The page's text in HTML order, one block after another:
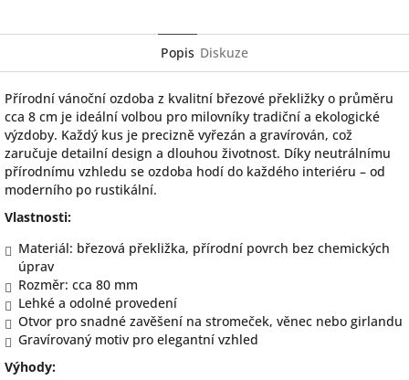
Popis Diskuze
Přírodní vánoční ozdoba z kvalitní březové překližky o průměru
cca 8 cm je ideální volbou pro milovníky tradiční a ekologické
výzdoby. Každý kus je precizně vyřezán a gravírován, což
zaručuje detailní design a dlouhou životnost. Díky neutrálnímu
přírodnímu vzhledu se ozdoba hodí do každého interiéru – od
moderního po rustikální.
Vlastnosti:
Materiál: březová překližka, přírodní povrch bez chemických
úprav
Rozměr: cca 80 mm
Lehké a odolné provedení
Otvor pro snadné zavěšení na stromeček, věnec nebo girlandu
Gravírovaný motiv pro elegantní vzhled
Výhody: